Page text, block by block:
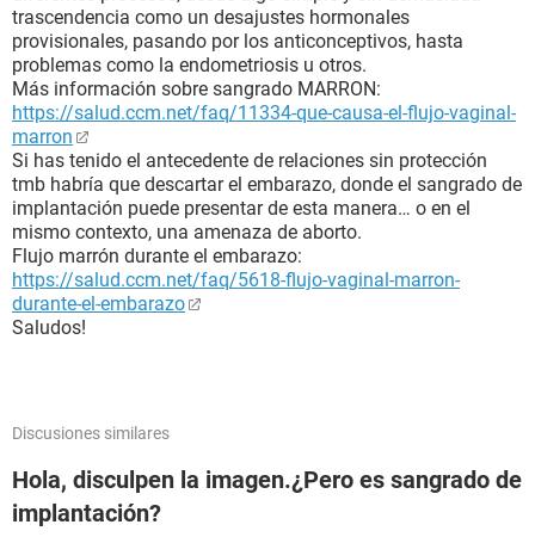
trascendencia como un desajustes hormonales
provisionales, pasando por los anticonceptivos, hasta
problemas como la endometriosis u otros.
Más información sobre sangrado MARRON:
https://salud.ccm.net/faq/11334-que-causa-el-flujo-vaginal-
marron
Si has tenido el antecedente de relaciones sin protección
tmb habría que descartar el embarazo, donde el sangrado de
implantación puede presentar de esta manera… o en el
mismo contexto, una amenaza de aborto.
Flujo marrón durante el embarazo:
https://salud.ccm.net/faq/5618-flujo-vaginal-marron-
durante-el-embarazo
Saludos!
Discusiones similares
Hola, disculpen la imagen.¿Pero es sangrado de
implantación?